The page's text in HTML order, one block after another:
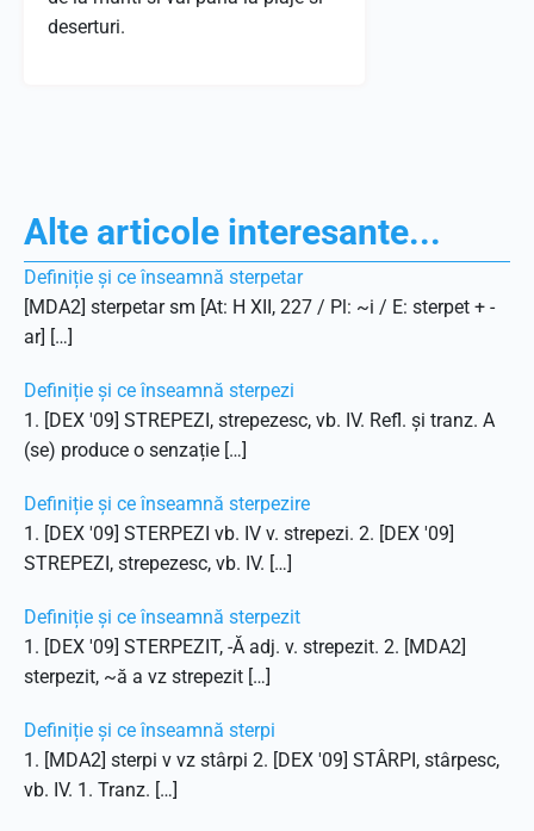
deserturi.
Alte articole interesante...
Definiție și ce înseamnă sterpetar
[MDA2] sterpetar sm [At: H XII, 227 / Pl: ~i / E: sterpet + -
ar] […]
Definiție și ce înseamnă sterpezi
1. [DEX '09] STREPEZI, strepezesc, vb. IV. Refl. și tranz. A
(se) produce o senzație […]
Definiție și ce înseamnă sterpezire
1. [DEX '09] STERPEZI vb. IV v. strepezi. 2. [DEX '09]
STREPEZI, strepezesc, vb. IV. […]
Definiție și ce înseamnă sterpezit
1. [DEX '09] STERPEZIT, -Ă adj. v. strepezit. 2. [MDA2]
sterpezit, ~ă a vz strepezit […]
Definiție și ce înseamnă sterpi
1. [MDA2] sterpi v vz stârpi 2. [DEX '09] STÂRPI, stârpesc,
vb. IV. 1. Tranz. […]